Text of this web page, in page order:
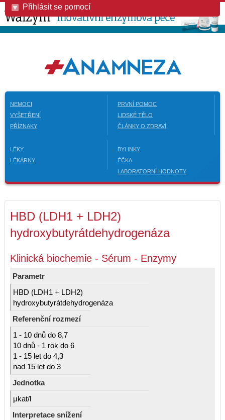
Přihlásit se pomocí
NEMOCI
VYŠETŘENÍ
PŘÍZNAKY
PRVNÍ POMOC
LIDSKÉ TĚLO
ČLÁNKY O ZDRAVÍ
LÉKY
LÉKÁRNY
BYLINKY
ÉČKA
LABORATORNÍ HODNOTY
HBD (LDH1 + LDH2)
hydroxybutyrátdehydrogenáza
Klinická biochemie - Sérum - Enzymy
Parametr
HBD (LDH1 + LDH2)
hydroxybutyrátdehydrogenáza
Referenční rozmezí
1 - 10 dnů do 8,7
10 dnů - 1 rok do 6
1 - 15 let do 4,3
nad 15 let do 3
Jednotka
µkat/l
Interpretace snížení